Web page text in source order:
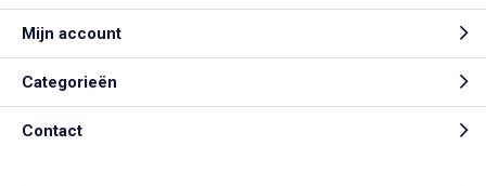
Mijn account
Categorieën
Contact